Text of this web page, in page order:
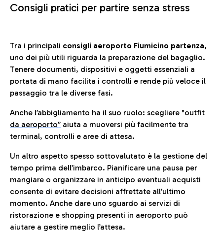
Consigli pratici per partire senza stress
Tra i principali consigli aeroporto Fiumicino partenza,
uno dei più utili riguarda la preparazione del bagaglio.
Tenere documenti, dispositivi e oggetti essenziali a
portata di mano facilita i controlli e rende più veloce il
passaggio tra le diverse fasi.
Anche l’abbigliamento ha il suo ruolo: scegliere "outfit
da aeroporto” aiuta a muoversi più facilmente tra
terminal, controlli e aree di attesa.
Un altro aspetto spesso sottovalutato è la gestione del
tempo prima dell’imbarco. Pianificare una pausa per
mangiare o organizzare in anticipo eventuali acquisti
consente di evitare decisioni affrettate all’ultimo
momento. Anche dare uno sguardo ai servizi di
ristorazione e shopping presenti in aeroporto può
aiutare a gestire meglio l’attesa.